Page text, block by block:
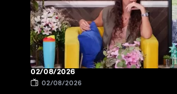
02/08/2026
02/08/2026